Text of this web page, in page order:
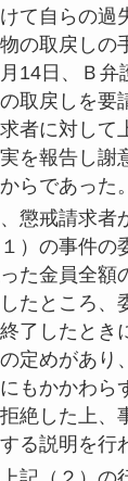
て自らの過
の取戻しの
14日、Ｂ弁
の取戻しを
者に対して
を報告し謝
らであった。
懲戒請求者
）の事件の
た金員全額
たところ、
了したとき
定めがあり
もかかわら
絶した上、
る説明を行